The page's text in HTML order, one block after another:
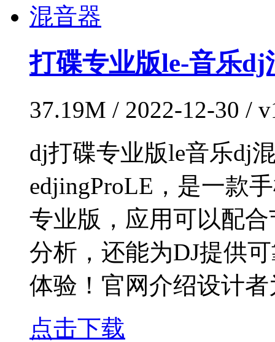
打碟专业版le-音乐dj
37.19M / 2022-12-30 /
dj打碟专业版le音乐dj
edjingProLE，是一款
专业版，应用可以配
分析，还能为DJ提供
体验！官网介绍设计者
点击下载